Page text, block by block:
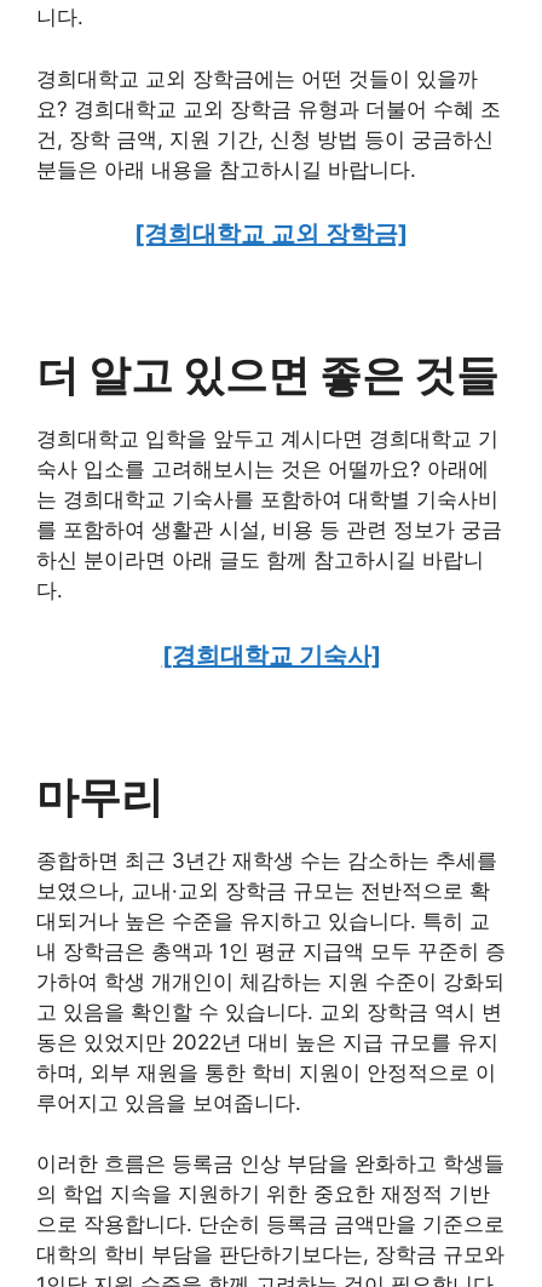
니다.
경희대학교 교외 장학금에는 어떤 것들이 있을까
요? 경희대학교 교외 장학금 유형과 더불어 수혜 조
건, 장학 금액, 지원 기간, 신청 방법 등이 궁금하신
분들은 아래 내용을 참고하시길 바랍니다.
[경희대학교 교외 장학금]
더 알고 있으면 좋은 것들
경희대학교 입학을 앞두고 계시다면 경희대학교 기
숙사 입소를 고려해보시는 것은 어떨까요? 아래에
는 경희대학교 기숙사를 포함하여 대학별 기숙사비
를 포함하여 생활관 시설, 비용 등 관련 정보가 궁금
하신 분이라면 아래 글도 함께 참고하시길 바랍니
다.
[경희대학교 기숙사]
마무리
종합하면 최근 3년간 재학생 수는 감소하는 추세를
보였으나, 교내·교외 장학금 규모는 전반적으로 확
대되거나 높은 수준을 유지하고 있습니다. 특히 교
내 장학금은 총액과 1인 평균 지급액 모두 꾸준히 증
가하여 학생 개개인이 체감하는 지원 수준이 강화되
고 있음을 확인할 수 있습니다. 교외 장학금 역시 변
동은 있었지만 2022년 대비 높은 지급 규모를 유지
하며, 외부 재원을 통한 학비 지원이 안정적으로 이
루어지고 있음을 보여줍니다.
이러한 흐름은 등록금 인상 부담을 완화하고 학생들
의 학업 지속을 지원하기 위한 중요한 재정적 기반
으로 작용합니다. 단순히 등록금 금액만을 기준으로
대학의 학비 부담을 판단하기보다는, 장학금 규모와